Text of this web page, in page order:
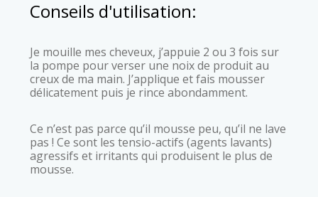
Conseils d'utilisation:
Je mouille mes cheveux, j’appuie 2 ou 3 fois sur
la pompe pour verser une noix de produit au
creux de ma main. J’applique et fais mousser
délicatement puis je rince abondamment.
Ce n’est pas parce qu’il mousse peu, qu’il ne lave
pas ! Ce sont les tensio-actifs (agents lavants)
agressifs et irritants qui produisent le plus de
mousse.